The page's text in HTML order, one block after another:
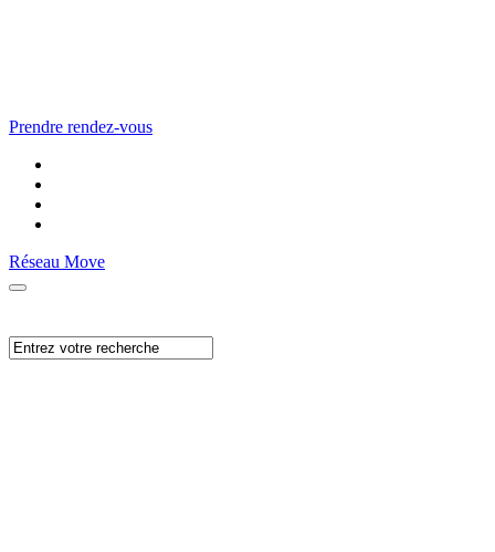
Prendre rendez-vous
Réseau Move